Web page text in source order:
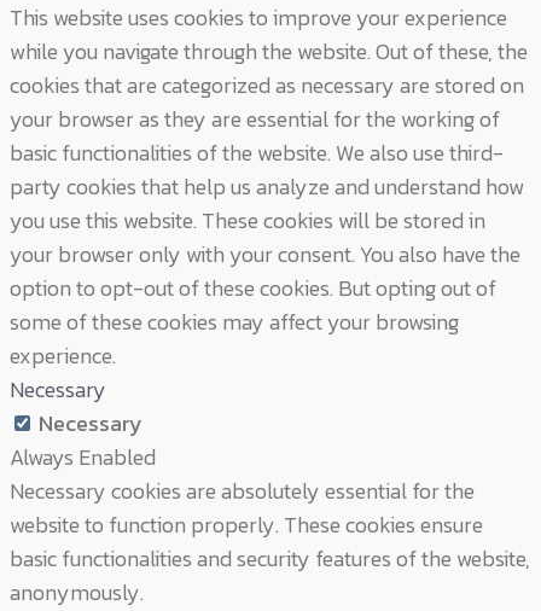
This website uses cookies to improve your experience
while you navigate through the website. Out of these, the
cookies that are categorized as necessary are stored on
your browser as they are essential for the working of
basic functionalities of the website. We also use third-
party cookies that help us analyze and understand how
you use this website. These cookies will be stored in
your browser only with your consent. You also have the
option to opt-out of these cookies. But opting out of
some of these cookies may affect your browsing
experience.
Necessary
Necessary
Always Enabled
Necessary cookies are absolutely essential for the
website to function properly. These cookies ensure
basic functionalities and security features of the website,
anonymously.